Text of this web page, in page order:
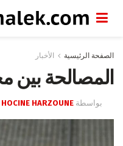
الصفحة الرئيسية الأخبار
المصالحة بين
بواسطة HOCINE HARZOUNE